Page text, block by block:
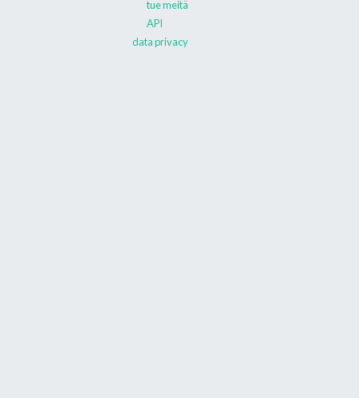
tue meitä
API
data privacy